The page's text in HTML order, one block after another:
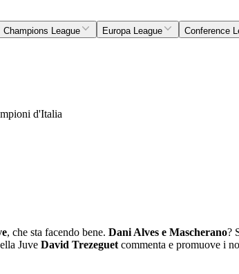
Champions League Europa League Conference
d'Italia
, che sta facendo bene. Dani Alves e Mascherano?
Juve David Trezeguet commenta e promuove i